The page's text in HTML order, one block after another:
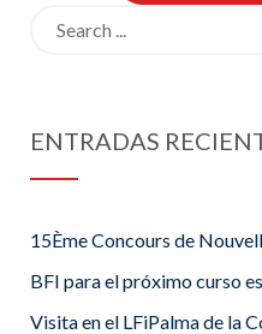
ENTRADAS
15Ème Concours de
BFI para el próximo curso
Visita en el LFiPalma de la